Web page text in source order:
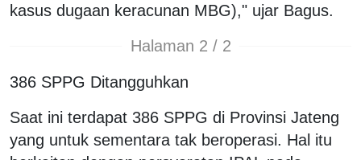
kasus dugaan keracunan MBG)," ujar Bagus.
Halaman 2 / 2
386 SPPG Ditangguhkan
Saat ini terdapat 386 SPPG di Provinsi Jateng
yang untuk sementara tak beroperasi. Hal itu